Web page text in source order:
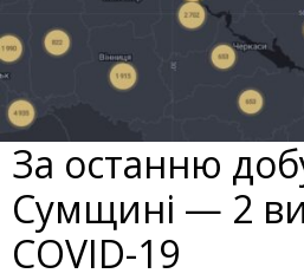
За останню
Сумщині — 2
COVID-19